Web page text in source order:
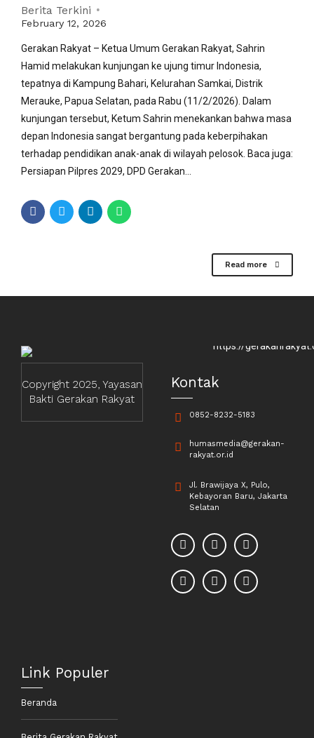
Berita Terkini
February 12, 2026
Gerakan Rakyat – Ketua Umum Gerakan Rakyat, Sahrin
Hamid melakukan kunjungan ke ujung timur Indonesia,
tepatnya di Kampung Bahari, Kelurahan Samkai, Distrik
Merauke, Papua Selatan, pada Rabu (11/2/2026). Dalam
kunjungan tersebut, Ketum Sahrin menekankan bahwa masa
depan Indonesia sangat bergantung pada keberpihakan
terhadap pendidikan anak-anak di wilayah pelosok. Baca juga:
Persiapan Pilpres 2029, DPD Gerakan...
Read more
Copyright 2025, Yayasan
Bakti Gerakan Rakyat
Kontak
0852-8232-5183
humasmedia@gerakan-
rakyat.or.id
Jl. Brawijaya X, Pulo,
Kebayoran Baru, Jakarta
Selatan
Link Populer
Beranda